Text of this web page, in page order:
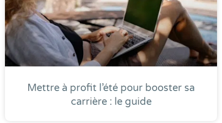
Mettre à profit l’été pour booster sa
carrière : le guide